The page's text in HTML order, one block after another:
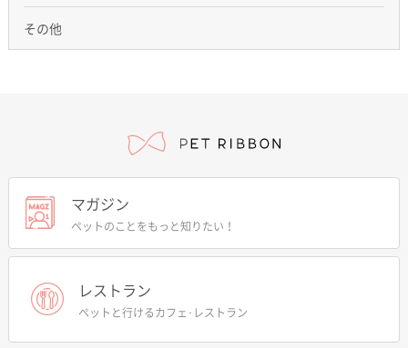
その他
マガジン
ペットのことをもっと知りたい！
レストラン
ペットと行けるカフェ･レストラン